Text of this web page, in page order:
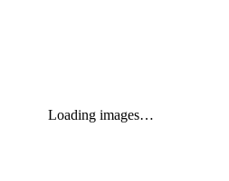
Loading images…